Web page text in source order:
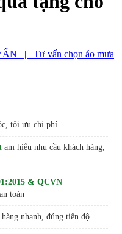
| Tư vấn chọn áo mưa
tối ưu chi phí
am hiểu nhu cầu khách hàng,
& QCVN
toàn
nhanh, đúng tiến độ